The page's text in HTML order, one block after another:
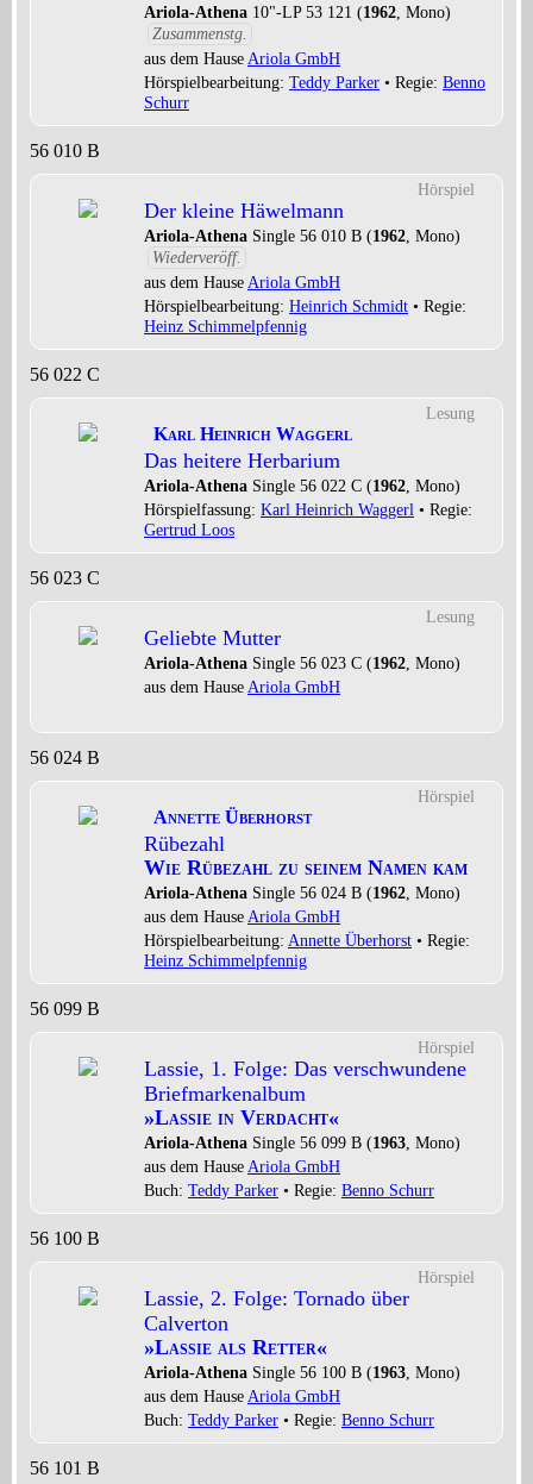
Ariola-Athena 10"-LP 53 121 (1962 , Mono)
Zusammenstg.
aus dem Hause Ariola GmbH
Hörspielbearbeitung: Teddy Parker • Regie: Benno
Schurr
56 010 B
Hörspiel
Der kleine Häwelmann
Ariola-Athena Single 56 010 B (1962 , Mono)
Wiederveröff.
aus dem Hause Ariola GmbH
Hörspielbearbeitung: Heinrich Schmidt • Regie:
Heinz Schimmelpfennig
56 022 C
Lesung
Karl Heinrich Waggerl
Das heitere Herbarium
Ariola-Athena Single 56 022 C (1962 , Mono)
Hörspielfassung: Karl Heinrich Waggerl • Regie:
Gertrud Loos
56 023 C
Lesung
Geliebte Mutter
Ariola-Athena Single 56 023 C (1962 , Mono)
aus dem Hause Ariola GmbH
56 024 B
Hörspiel
Annette Überhorst
Rübezahl
Wie Rübezahl zu seinem Namen kam
Ariola-Athena Single 56 024 B (1962 , Mono)
aus dem Hause Ariola GmbH
Hörspielbearbeitung: Annette Überhorst • Regie:
Heinz Schimmelpfennig
56 099 B
Hörspiel
Lassie, 1. Folge: Das verschwundene
Briefmarkenalbum
»Lassie in Verdacht«
Ariola-Athena Single 56 099 B (1963 , Mono)
aus dem Hause Ariola GmbH
Buch: Teddy Parker • Regie: Benno Schurr
56 100 B
Hörspiel
Lassie, 2. Folge: Tornado über
Calverton
»Lassie als Retter«
Ariola-Athena Single 56 100 B (1963 , Mono)
aus dem Hause Ariola GmbH
Buch: Teddy Parker • Regie: Benno Schurr
56 101 B